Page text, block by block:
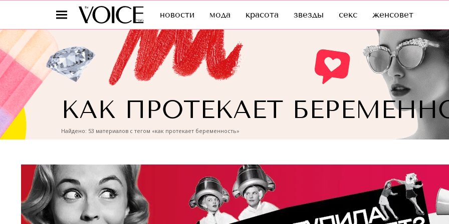
новости мода красота звезды секс женсовет
КАК ПРОТЕКАЕТ
Найдено: 53 материалов с тегом «как протекает беременность»